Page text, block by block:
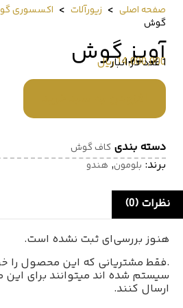
صفحه اصلی > زیورآلات > اکسسوری
گوش
آویز گوش
14,000,000﷼ 1 عدد در انبار
دسته بندی کاف گوش
برند: بلومون, هندو
نظرات (0)
هنوز بررسی‌ای ثبت نشده است.
.فقط مشتریانی که این محصول را
سیستم شده اند میتوانند برای
ارسال کنند.